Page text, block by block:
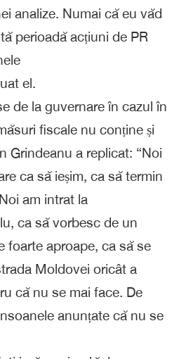
analize. Numai că eu văd
perioadă acțiuni de PR
el.
de la guvernare în cazul în
fiscale nu conține și
Grindeanu a replicat: “Noi
ca să ieșim, ca să termin
am intrat la
ca să vorbesc de un
foarte aproape, ca să se
Moldovei oricât a
că nu se mai face. De
anunțate că nu se